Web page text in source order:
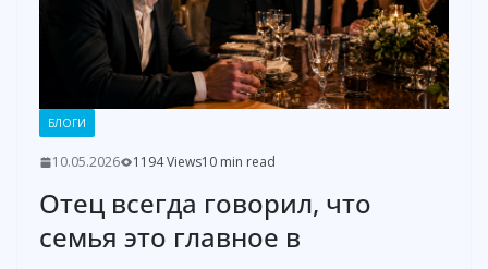
БЛОГИ
10.05.2026 1194 Views10 min read
Отец всегда говорил, что
семья это главное в